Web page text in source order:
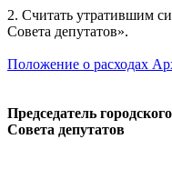
2. Считать утратившим
Совета депутатов».
Положение о расходах
Председатель городского
Совета